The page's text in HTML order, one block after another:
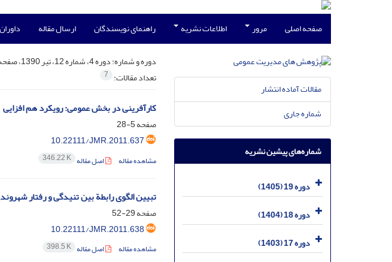
صفحه اصلی مرور اطلاعات نشریه راهنمای نویسندگان ارسال مقاله داوران
دوره و شماره:دوره 4، شماره 12، تیر 1390، صفحه 5-144
تعداد مقالات: 7
کارآفرینی در بخش عمومی: رویکرد هم افزایی
صفحه5-28
10.22111/JMR.2011.637
مشاهده مقاله اصل مقاله 346.22 K
تبیین الگوی رابطة بین تنیدگی و رفتار
صفحه29-52
10.22111/JMR.2011.638
مشاهده مقاله اصل مقاله 398.5 K
مقالات آماده انتشار
شماره جاری
شماره‌های پیشین نشریه
دوره 19 (1405)
دوره 18 (1404)
دوره 17 (1403)